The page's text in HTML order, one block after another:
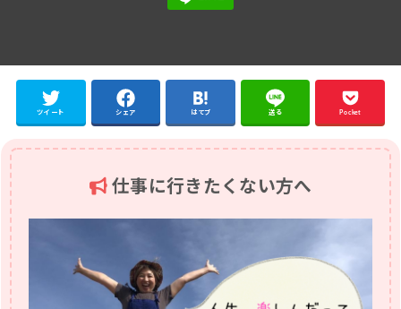
ツイート シェア はてブ 送る Pocket
仕事に行きたくない方へ